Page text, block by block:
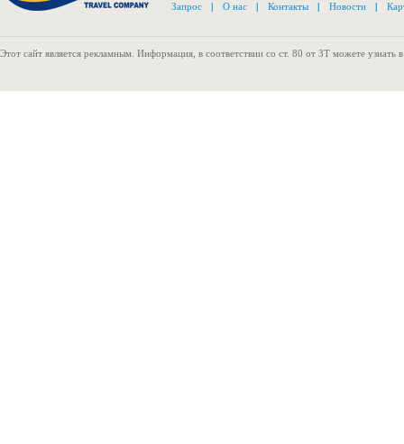
Запрос | О нас | Контакты | Новости |
Этот сайт является рекламным. Информация, в соответствии со ст. 80 от ЗТ можете узнать